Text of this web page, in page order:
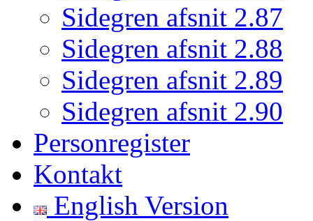
Sidegren afsnit 2.87
Sidegren afsnit 2.88
Sidegren afsnit 2.89
Sidegren afsnit 2.90
Personregister
Kontakt
English Version